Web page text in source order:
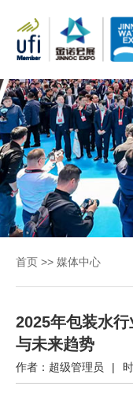
首
页
关
于
展
会
第4
届内
蒙古
国际
水展
丨第
4届
内蒙
务展
2026
30-8
首页 >> 媒体中心
2025年包装水
与未来趋势
作者：超级管理员 |